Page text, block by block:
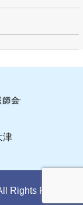
津
Rights Reserved.